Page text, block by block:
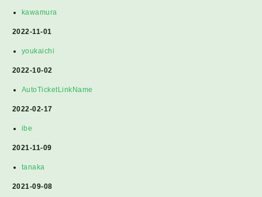
kawamura
2022-11-01
youkaichi
2022-10-02
AutoTicketLinkName
2022-02-17
ibe
2021-11-09
tanaka
2021-09-08